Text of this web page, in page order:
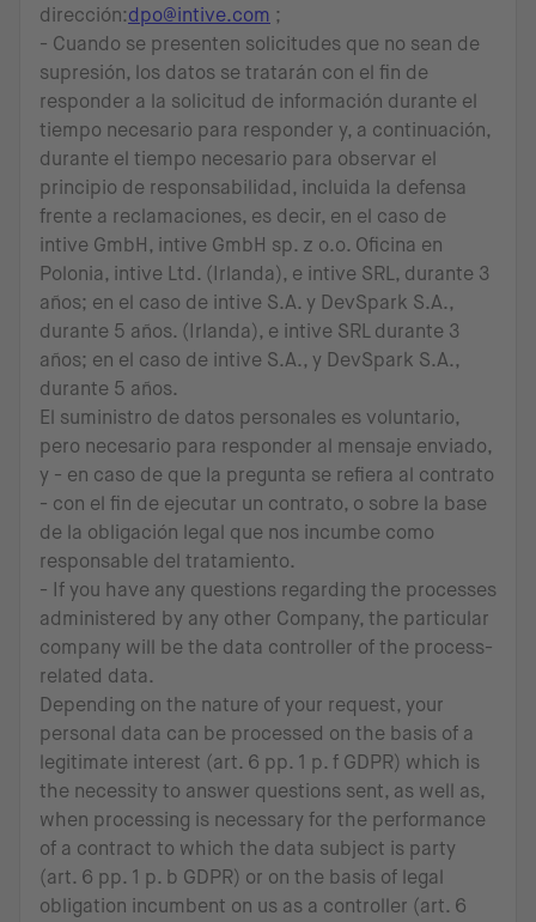
dirección:dpo@intive.com ;
- Cuando se presenten solicitudes que no sean de
supresión, los datos se tratarán con el fin de
responder a la solicitud de información durante el
tiempo necesario para responder y, a continuación,
durante el tiempo necesario para observar el
principio de responsabilidad, incluida la defensa
frente a reclamaciones, es decir, en el caso de
intive GmbH, intive GmbH sp. z o.o. Oficina en
Polonia, intive Ltd. (Irlanda), e intive SRL, durante 3
años; en el caso de intive S.A. y DevSpark S.A.,
durante 5 años. (Irlanda), e intive SRL durante 3
años; en el caso de intive S.A., y DevSpark S.A.,
durante 5 años.
El suministro de datos personales es voluntario,
pero necesario para responder al mensaje enviado,
y - en caso de que la pregunta se refiera al contrato
- con el fin de ejecutar un contrato, o sobre la base
de la obligación legal que nos incumbe como
responsable del tratamiento.
- If you have any questions regarding the processes
administered by any other Company, the particular
company will be the data controller of the process-
related data.
Depending on the nature of your request, your
personal data can be processed on the basis of a
legitimate interest (art. 6 pp. 1 p. f GDPR) which is
the necessity to answer questions sent, as well as,
when processing is necessary for the performance
of a contract to which the data subject is party
(art. 6 pp. 1 p. b GDPR) or on the basis of legal
obligation incumbent on us as a controller (art. 6